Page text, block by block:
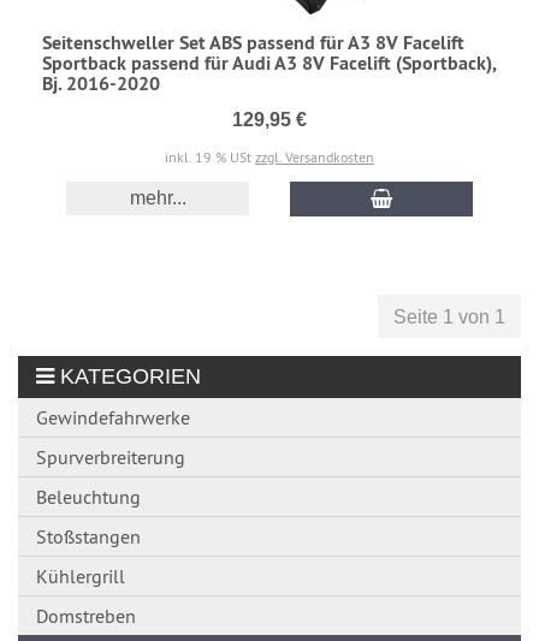
Seitenschweller Set ABS passend für A3 8V Facelift
Sportback passend für Audi A3 8V Facelift (Sportback),
Bj. 2016-2020
129,95 €
inkl. 19 % USt zzgl. Versandkosten
mehr...
Seite 1 von 1
KATEGORIEN
Gewindefahrwerke
Spurverbreiterung
Beleuchtung
Stoßstangen
Kühlergrill
Domstreben